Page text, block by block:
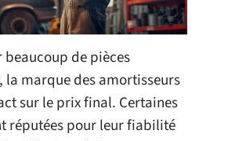
beaucoup de pièces
la marque des amortisseurs
sur le prix final. Certaines
réputées pour leur fiabilité